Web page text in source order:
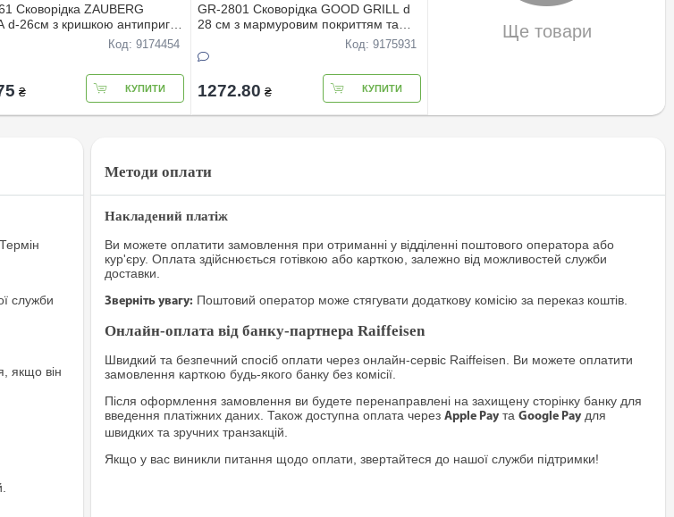
Сковорiдка ZAUBERG
26см з кришкою антипригар
Код: 9174454
₴ КУПИТИ
GR-2801 Сковорідка GOOD GRILL d
28 см з мармуровим покриттям та
Код: 9175931
1272.80 ₴ КУПИТИ
Ще товари
служби
якщо він
Методи оплати
Накладений платіж
Ви можете оплатити замовлення при отриманні у відділенні поштового оператора або
кур'єру. Оплата здійснюється готівкою або карткою, залежно від можливостей служби
доставки.
Зверніть увагу: Поштовий оператор може стягувати додаткову комісію за переказ коштів.
Онлайн-оплата від банку-партнера Raiffeisen
Швидкий та безпечний спосіб оплати через онлайн-сервіс Raiffeisen. Ви можете оплатити
замовлення карткою будь-якого банку без комісії.
Після оформлення замовлення ви будете перенаправлені на захищену сторінку банку для
введення платіжних даних. Також доступна оплата черезApple Pay таGoogle Pay для
швидких та зручних транзакцій.
Якщо у вас виникли питання щодо оплати, звертайтеся до нашої служби підтримки!